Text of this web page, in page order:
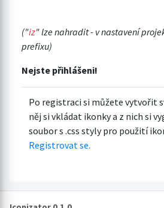
("iz" lze nahradit - v nastavení
prefixu)
Nejste přihlášeni!
Po registraci si můžete vytvořit
něj si vkládat ikonky a z nich si
soubor s .css styly pro použití
Registrovat se.